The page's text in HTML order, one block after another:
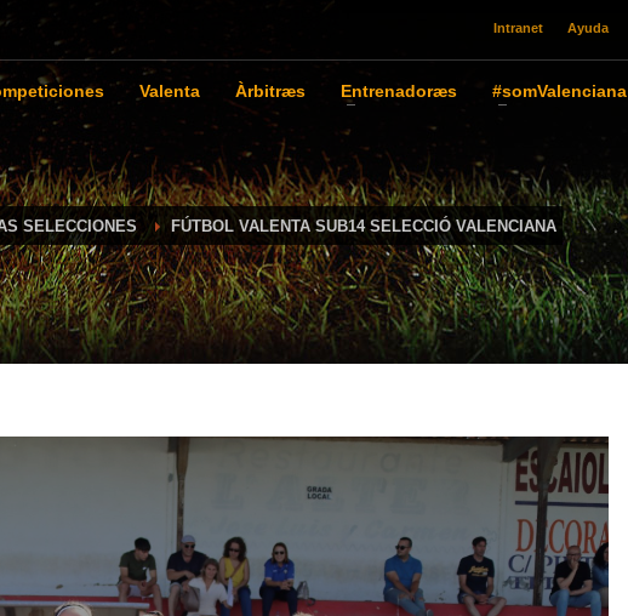
Intranet Ayuda
Valenta Àrbitræs Entrenadoræs #somValenciana
SELECCIONES FÚTBOL VALENTA SUB14 SELECCIÓ VALENCIANA